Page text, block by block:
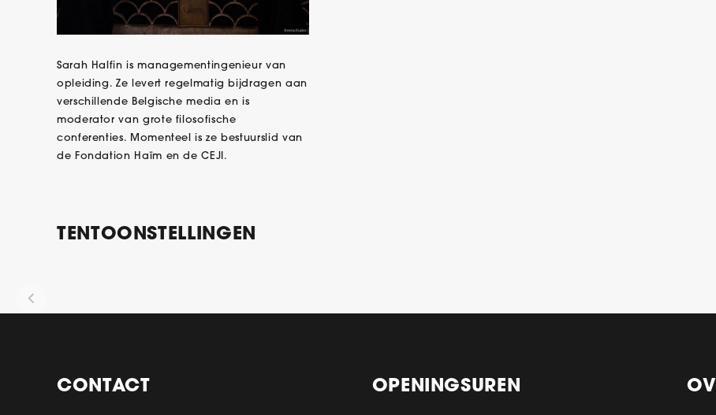
Sarah Halfin is managementingenieur van
opleiding. Ze levert regelmatig bijdragen aan
verschillende Belgische media en is
moderator van grote filosofische
conferenties. Momenteel is ze bestuurslid van
de Fondation Haïm en de CEJI.
TENTOONSTELLINGEN
CONTACT OPENINGSUREN